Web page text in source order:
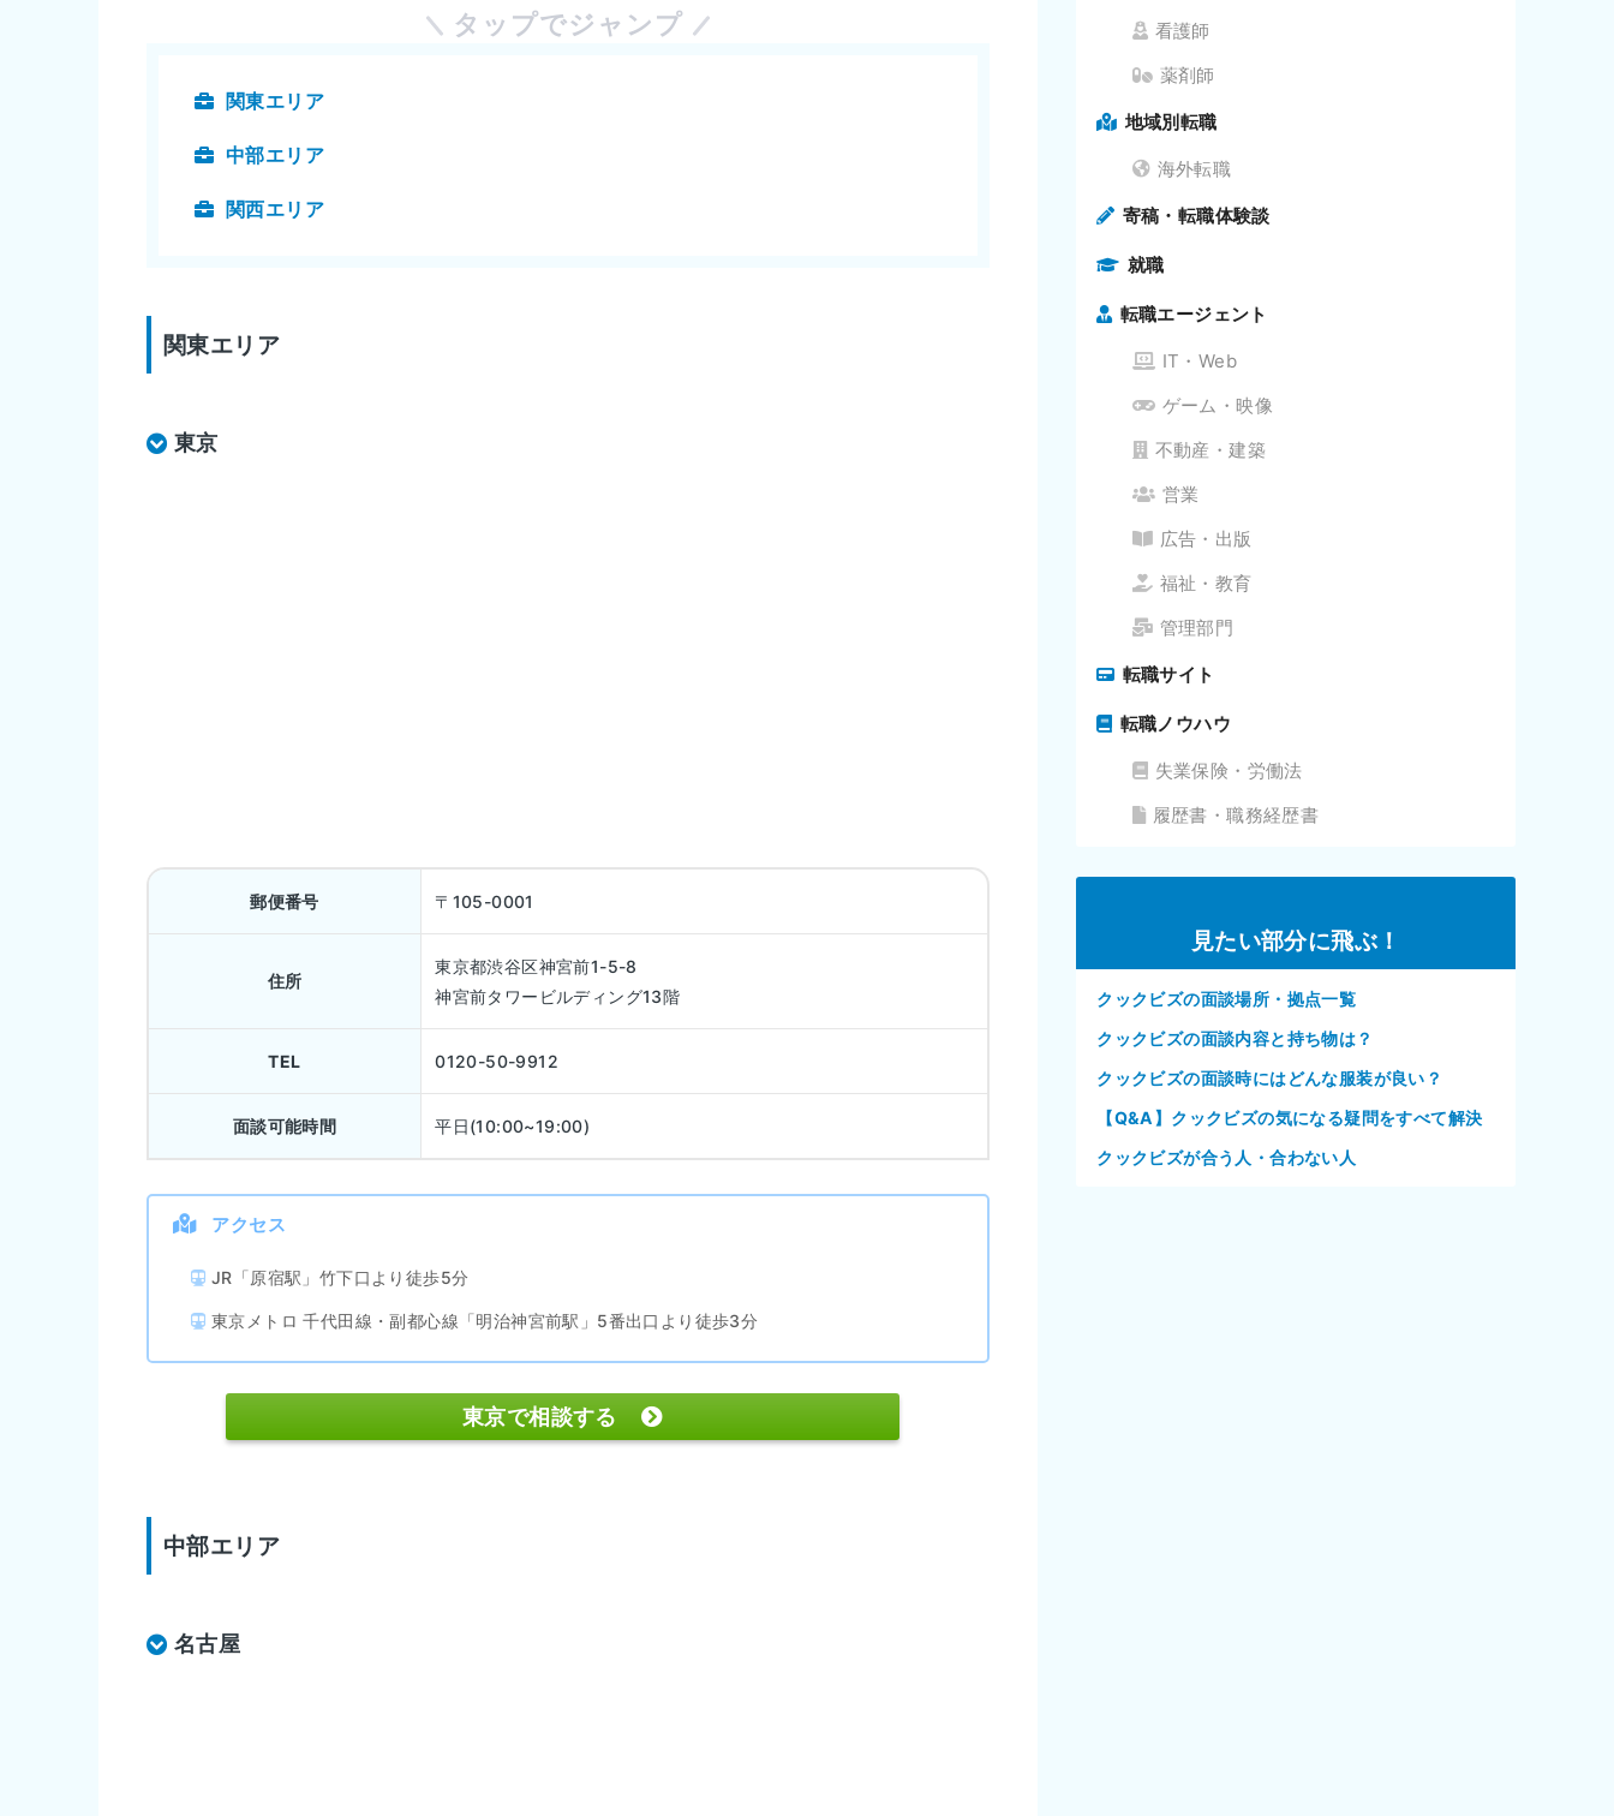
タップでジャンプ
関東エリア
中部エリア
関西エリア
関東エリア
東京
郵便番号 〒105-0001
住所
東京都渋谷区神宮前1-5-8
神宮前タワービルディング13階
TEL 0120-50-9912
面談可能時間 平日(10:00~19:00)
アクセス
JR「原宿駅」竹下口より徒歩5分
東京メトロ 千代田線・副都心線「明治神宮前駅」5番出口より徒歩3分
東京で相談する
中部エリア
名古屋
看護師
薬剤師
地域別転職
海外転職
寄稿・転職体験談
就職
転職エージェント
IT・Web
ゲーム・映像
不動産・建築
営業
広告・出版
福祉・教育
管理部門
転職サイト
転職ノウハウ
失業保険・労働法
履歴書・職務経歴書
見たい部分に飛ぶ！
クックビズの面談場所・拠点一覧
クックビズの面談内容と持ち物は？
クックビズの面談時にはどんな服装が良い？
【Q&A】クックビズの気になる疑問をすべて解決
クックビズが合う人・合わない人